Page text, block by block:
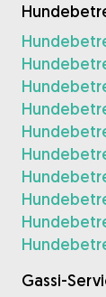
Gassi-